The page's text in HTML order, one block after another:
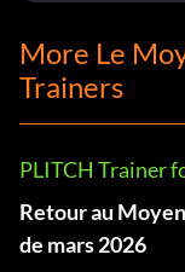
More Le
Trainers
PLITCH Trainer
Retour au
de mars 2026